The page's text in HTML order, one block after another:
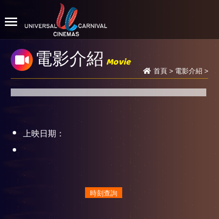
電影介紹 Movie
首頁> 電影介紹 >
上映日期：
時刻查詢